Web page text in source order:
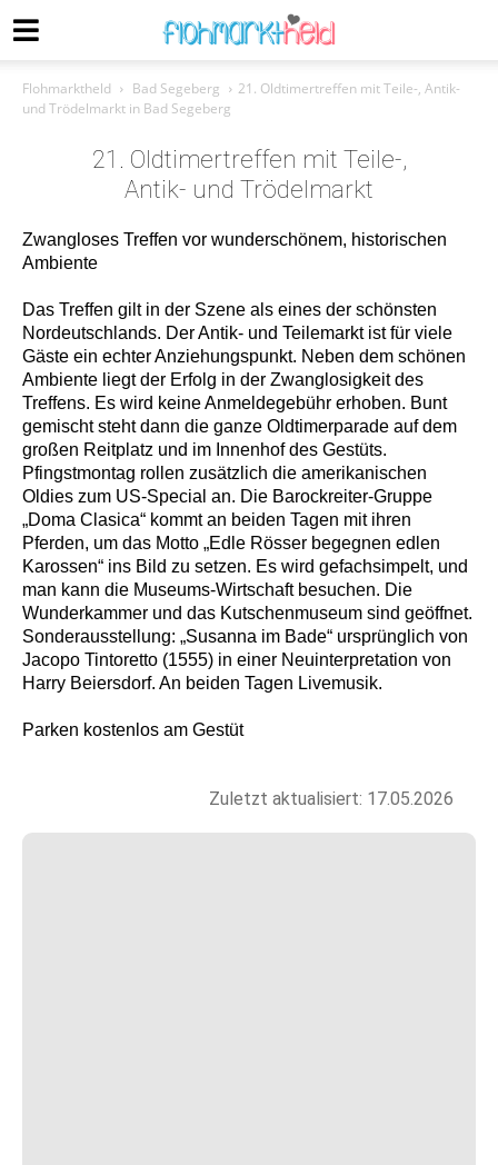
Flohmarktheld Bad Segeberg
21. Oldtimertreffen mit Teile-, Antik-
und Trödelmarkt in Bad Segeberg
21. Oldtimertreffen mit Teile-,
Antik- und Trödelmarkt
Zwangloses Treffen vor wunderschönem, historischen
Ambiente
Das Treffen gilt in der Szene als eines der schönsten
Nordeutschlands. Der Antik- und Teilemarkt ist für viele
Gäste ein echter Anziehungspunkt. Neben dem schönen
Ambiente liegt der Erfolg in der Zwanglosigkeit des
Treffens. Es wird keine Anmeldegebühr erhoben. Bunt
gemischt steht dann die ganze Oldtimerparade auf dem
großen Reitplatz und im Innenhof des Gestüts.
Pfingstmontag rollen zusätzlich die amerikanischen
Oldies zum US-Special an. Die Barockreiter-Gruppe
„Doma Clasica“ kommt an beiden Tagen mit ihren
Pferden, um das Motto „Edle Rösser begegnen edlen
Karossen“ ins Bild zu setzen. Es wird gefachsimpelt, und
man kann die Museums-Wirtschaft besuchen. Die
Wunderkammer und das Kutschenmuseum sind geöffnet.
Sonderausstellung: „Susanna im Bade“ ursprünglich von
Jacopo Tintoretto (1555) in einer Neuinterpretation von
Harry Beiersdorf. An beiden Tagen Livemusik.
Parken kostenlos am Gestüt
Zuletzt aktualisiert: 17.05.2026